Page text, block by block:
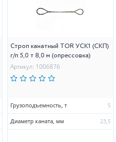
Строп канатный TOR УСК1 (СКП)
г/п 5,0 т 8,0 м (опрессовка)
Артикул: 1006876
Грузоподъемность, т 5
Диаметр каната, мм 23,5